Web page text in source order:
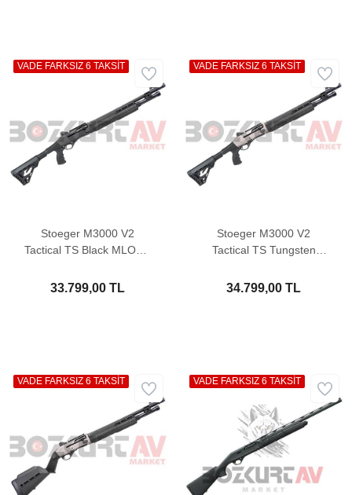
Stoeger M3000 V2
Tactical TS Black MLOCK
33.799,00 TL
VADE FARKSIZ 6 TAKSİT
Stoeger M3000 V2
Tactical TS Tungsten
Tüfeği
34.799,00 TL
VADE FARKSIZ 6 TAKSİT
VADE FARKSIZ 6 TAKSİT VADE FARKSIZ 6 TAKSİT